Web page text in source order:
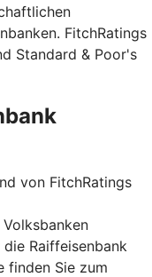
FitchRatings
Standard & Poor's
von FitchRatings
Raiffeisenbank
finden Sie zum